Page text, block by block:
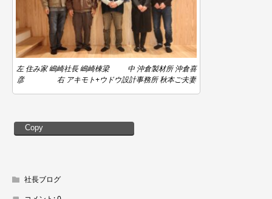
左 住み家 嶋崎社長 嶋崎棟梁 中 沖倉製材所 沖倉喜
彦 右 アキモト+ウドウ設計事務所 秋本ご夫妻
Copy
社長ブログ